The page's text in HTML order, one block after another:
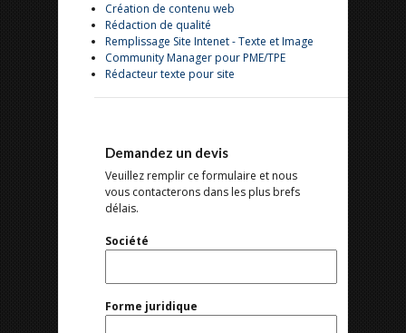
Création de contenu web
Rédaction de qualité
Remplissage Site Intenet - Texte et Image
Community Manager pour PME/TPE
Rédacteur texte pour site
Demandez un devis
Veuillez remplir ce formulaire et nous
vous contacterons dans les plus brefs
délais.
Société
Forme juridique